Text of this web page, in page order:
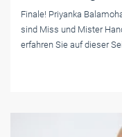
Finale! Priyanka
sind Miss und Mister
erfahren Sie auf dieser